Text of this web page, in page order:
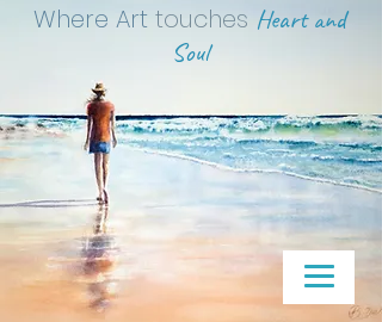
Where Art touches Heart and
Soul